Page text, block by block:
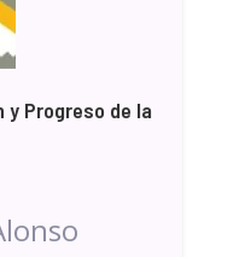
y Progreso de la